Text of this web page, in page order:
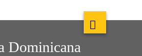
Dominicana